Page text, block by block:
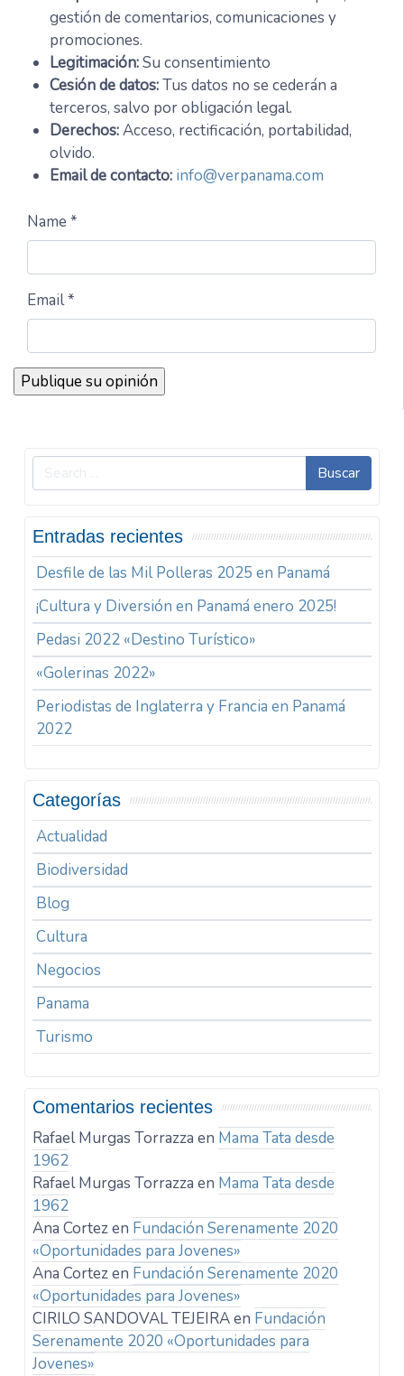
gestión de comentarios, comunicaciones y
promociones.
Legitimación:Su consentimiento
Cesión de datos:Tus datos no se cederán a
terceros, salvo por obligación legal.
Derechos:Acceso, rectificación, portabilidad,
olvido.
Email de contacto: info@verpanama.com
Name *
Email *
Buscar
Entradas recientes
Desfile de las Mil Polleras 2025 en Panamá
¡Cultura y Diversión en Panamá enero 2025!
Pedasi 2022 «Destino Turístico»
«Golerinas 2022»
Periodistas de Inglaterra y Francia en Panamá
2022
Categorías
Actualidad
Biodiversidad
Blog
Cultura
Negocios
Panama
Turismo
Comentarios recientes
Rafael Murgas Torrazza en Mama Tata desde
1962
Rafael Murgas Torrazza en Mama Tata desde
1962
Ana Cortezen Fundación Serenamente 2020
«Oportunidades para Jovenes»
Ana Cortezen Fundación Serenamente 2020
«Oportunidades para Jovenes»
CIRILO SANDOVAL TEJEIRAen Fundación
Serenamente 2020 «Oportunidades para
Jovenes»